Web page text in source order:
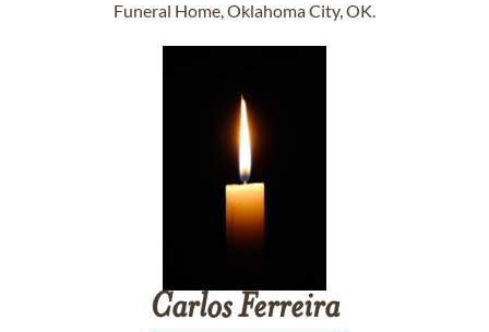
Funeral Home, Oklahoma City, OK.
CarlosFerreira